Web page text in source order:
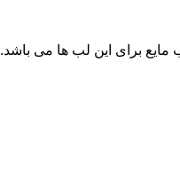
برای این لب ها می باشد.